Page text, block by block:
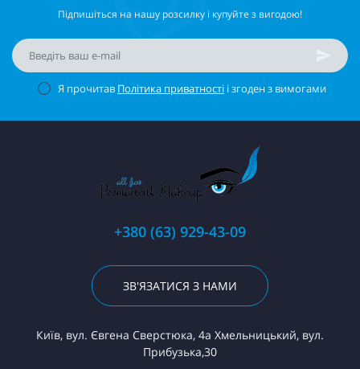
Підпишіться на нашу розсилку і купуйте з вигодою!
Я прочитав Політика приватності і згоден з вимогами
+380 (63) 929-43-09
ЗВ'ЯЗАТИСЯ З НАМИ
Київ, вул. Євгена Сверстюка, 4а Хмельницький, вул.
Прибузька,30